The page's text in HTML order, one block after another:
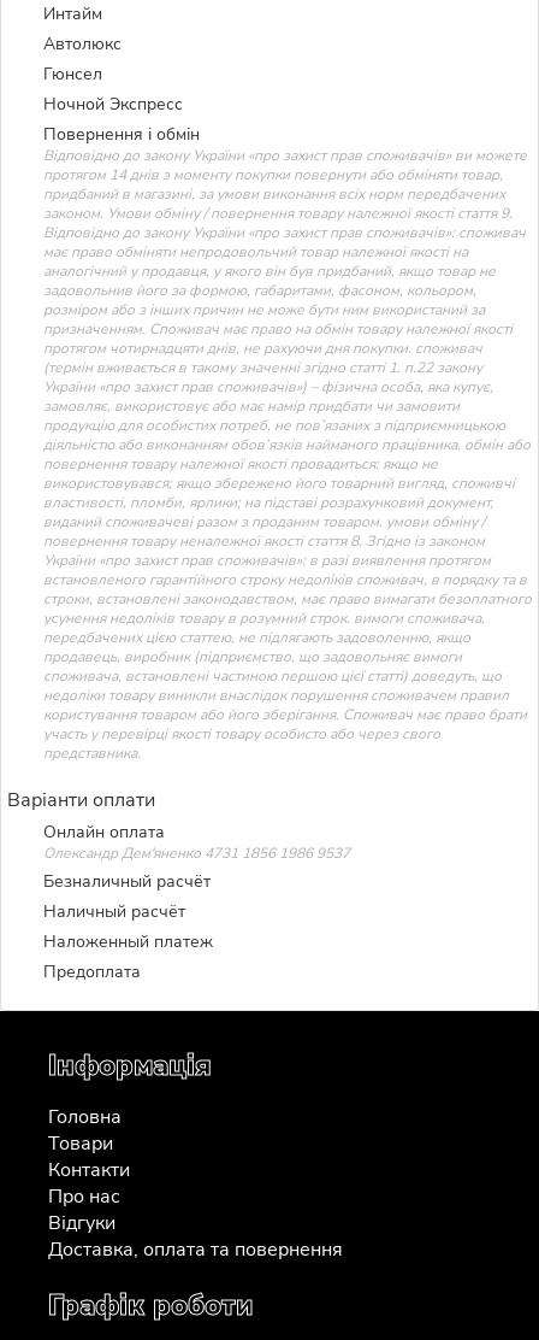
Интайм
Автолюкс
Гюнсел
Ночной Экспресс
Повернення і обмін
Відповідно до закону України «про захист прав споживачів» ви можете
протягом 14 днів з моменту покупки повернути або обміняти товар,
придбаний в магазині, за умови виконання всіх норм передбачених
законом. Умови обміну / повернення товару належної якості стаття 9.
Відповідно до закону України «про захист прав споживачів»: споживач
має право обміняти непродовольчий товар належної якості на
аналогічний у продавця, у якого він був придбаний, якщо товар не
задовольнив його за формою, габаритами, фасоном, кольором,
розміром або з інших причин не може бути ним використаний за
призначенням. Споживач має право на обмін товару належної якості
протягом чотирнадцяти днів, не рахуючи дня покупки. споживач
(термін вживається в такому значенні згідно статті 1. п.22 закону
України «про захист прав споживачів») – фізична особа, яка купує,
замовляє, використовує або має намір придбати чи замовити
продукцію для особистих потреб, не пов’язаних з підприємницькою
діяльністю або виконанням обов’язків найманого працівника. обмін або
повернення товару належної якості провадиться: якщо не
використовувався; якщо збережено його товарний вигляд, споживчі
властивості, пломби, ярлики; на підставі розрахунковий документ,
виданий споживачеві разом з проданим товаром. умови обміну /
повернення товару неналежної якості стаття 8. Згідно із законом
України «про захист прав споживачів»: в разі виявлення протягом
встановленого гарантійного строку недоліків споживач, в порядку та в
строки, встановлені законодавством, має право вимагати безоплатного
усунення недоліків товару в розумний строк. вимоги споживача,
передбачених цією статтею, не підлягають задоволенню, якщо
продавець, виробник (підприємство, що задовольняє вимоги
споживача, встановлені частиною першою цієї статті) доведуть, що
недоліки товару виникли внаслідок порушення споживачем правил
користування товаром або його зберігання. Споживач має право брати
участь у перевірці якості товару особисто або через свого
представника.
Варіанти оплати
Онлайн оплата
Олександр Дем'яненко 4731 1856 1986 9537
Безналичный расчёт
Наличный расчёт
Наложенный платеж
Предоплата
Інформація
Головна
Товари
Контакти
Про нас
Відгуки
Доставка, оплата та повернення
Графік роботи